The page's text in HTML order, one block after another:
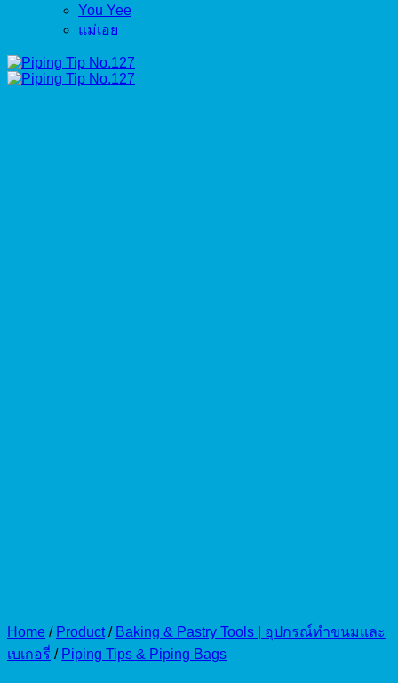
You Yee
แม่เอย
Home / Product / Baking & Pastry Tools | อุปกรณ์ทำขนมและ
เบเกอรี่ / Piping Tips & Piping Bags